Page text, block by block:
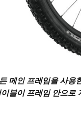
메인 프레임을 사
블이 프레임 안으로